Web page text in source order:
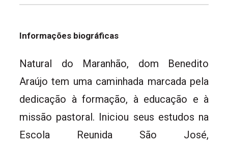
Informações biográficas
Natural do Maranhão, dom Benedito
Araújo tem uma caminhada marcada pela
dedicação à formação, à educação e à
missão pastoral. Iniciou seus estudos na
Escola Reunida São José,